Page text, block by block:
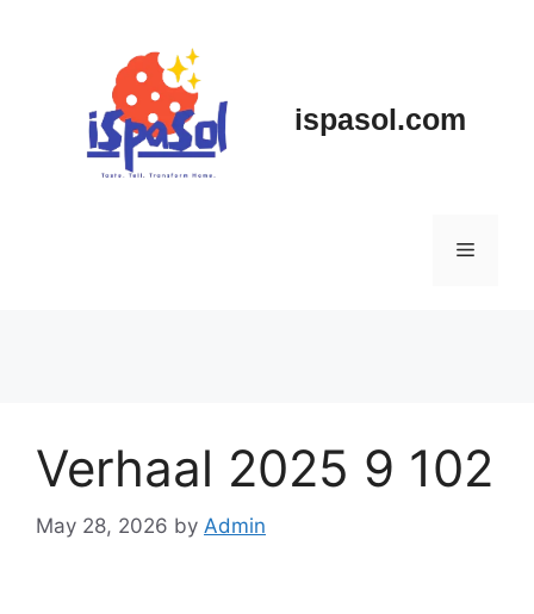
ispasol.com
Menu
Verhaal 2025 9 102
May 28, 2026 by Admin